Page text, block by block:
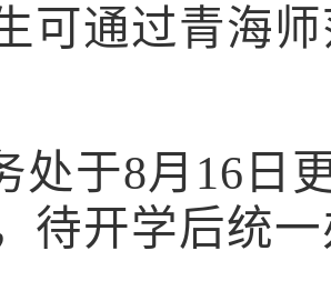
可通过青海
处于8月16日
待开学后统